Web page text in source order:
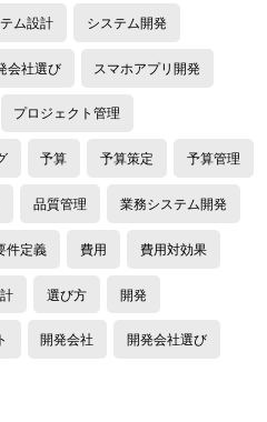
ム設計 システム開発
会社選び スマホアプリ開発
プロジェクト管理
予算 予算策定 予算管理
品質管理 業務システム開発
件定義 費用 費用対効果
選び方 開発
開発会社 開発会社選び